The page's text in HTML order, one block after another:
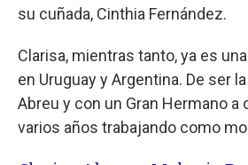
su cuñada, Cinthia Fernández.
Clarisa, mientras tanto, ya es
en Uruguay y Argentina. De ser
Abreu y con un Gran Hermano a
varios años trabajando como